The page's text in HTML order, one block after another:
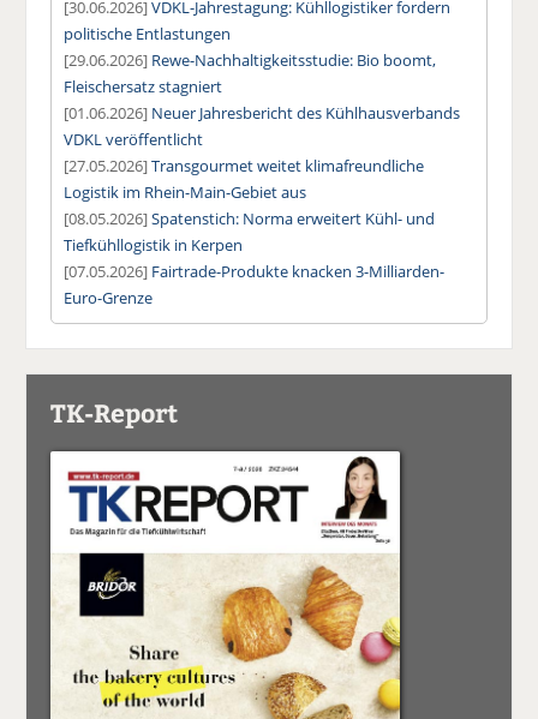
[30.06.2026]VDKL-Jahrestagung: Kühllogistiker fordern
politische Entlastungen
[29.06.2026] Rewe-Nachhaltigkeitsstudie: Bio boomt,
Fleischersatz stagniert
[01.06.2026] Neuer Jahresbericht des Kühlhausverbands
VDKL veröffentlicht
[27.05.2026]Transgourmet weitet klimafreundliche
Logistik im Rhein-Main-Gebiet aus
[08.05.2026]Spatenstich: Norma erweitert Kühl- und
Tiefkühllogistik in Kerpen
[07.05.2026] Fairtrade-Produkte knacken 3-Milliarden-
Euro-Grenze
TK-Report